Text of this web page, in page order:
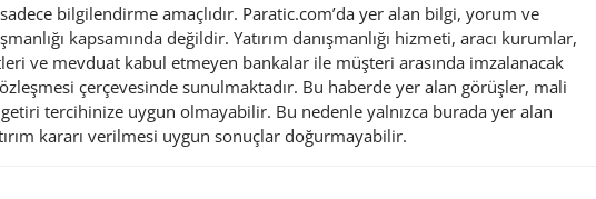
bilgilendirme amaçlıdır. Paratic.com’da yer alan bilgi, yorum ve
kapsamında değildir. Yatırım danışmanlığı hizmeti, aracı kurumlar,
ve mevduat kabul etmeyen bankalar ile müşteri arasında imzalanacak
çerçevesinde sunulmaktadır. Bu haberde yer alan görüşler, mali
tercihinize uygun olmayabilir. Bu nedenle yalnızca burada yer alan
kararı verilmesi uygun sonuçlar doğurmayabilir.